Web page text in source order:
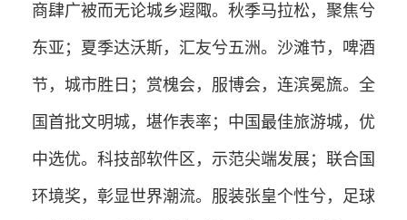
商肆广被而无论城乡遐陬。秋季马拉松，聚焦兮
东亚；夏季达沃斯，汇友兮五洲。沙滩节，啤酒
节，城市胜日；赏槐会，服博会，连滨冕旒。全
国首批文明城，堪作表率；中国最佳旅游城，优
中选优。科技部软件区，示范尖端发展；联合国
环境奖，彰显世界潮流。服装张皇个性兮，足球